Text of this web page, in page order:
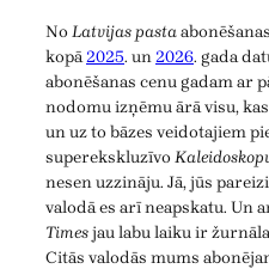
NoLatvijas pasta
kopā2025. un2026. gada
abonēšanas cenu gadam ar
nodomu izņēmu ārā visu,
un uz to bāzes veidotajiem
superekskluzīvo
nesen uzzināju. Jā, jūs
valodā es arī neapskatu. Un
Timesjau labu laiku ir
Citās valodās mums